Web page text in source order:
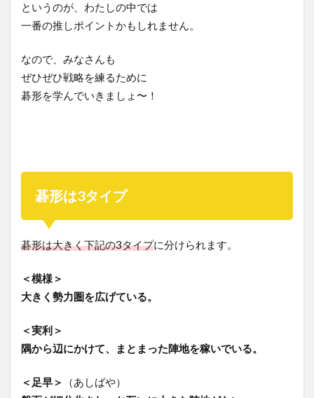
というのが、わたしの中では
一番の推しポイントかもしれません。
なので、みなさんも
ぜひぜひ戦略を練るために
碁形を学んでいきましょ〜！
碁形は3タイプ
碁形は大きく下記の3タイプに分けられます。
＜模様＞
大きく勢力圏を広げている。
＜実利＞
隅から辺にかけて、まとまった陣地を稼いでいる。
＜足早＞
（あしばや）